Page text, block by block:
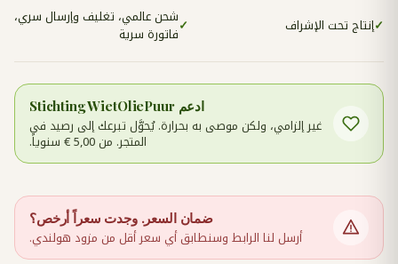
ضمان السعر. وجدت سعراً أرخص؟
أرسل لنا الرابط وسنطابق أي سعر أقل من مزود هولندي.
✓إنتاج تحت الإشراف ✓شحن عالمي، تغليف وإرسال سري،
فاتورة سرية
ادعم Stichting WietOliePuur
غير إلزامي، ولكن موصى به بحرارة. يُحوَّل تبرعك إلى رصيد في
المتجر. من 5,00 € سنوياً.